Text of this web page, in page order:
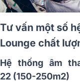
Tư vấn một số
Lounge chất
Hệ thống âm
22 (150-250m2)